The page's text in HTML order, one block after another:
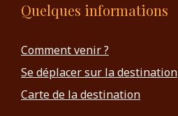
Quelques informations
Comment venir ?
Se déplacer sur la destination
Carte de la destination